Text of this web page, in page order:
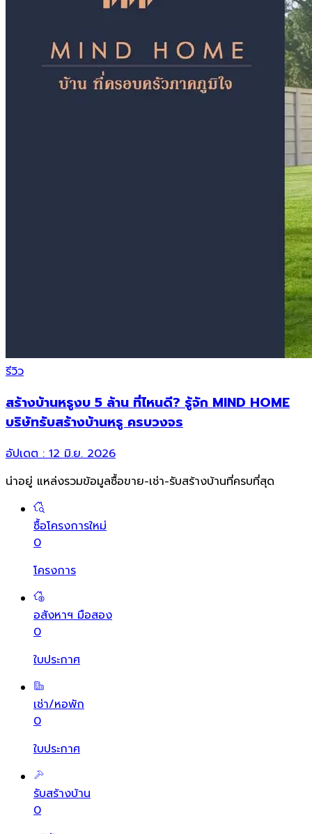
รีวิว
สร้างบ้านหรูงบ 5 ล้าน ที่ไหนดี? รู้จัก MIND HOME
บริษัทรับสร้างบ้านหรู ครบวงจร
อัปเดต : 12 มิ.ย. 2026
น่าอยู่ แหล่งรวมข้อมูลซื้อขาย-เช่า-รับสร้างบ้านที่ครบที่สุด
ซื้อโครงการใหม่
0
โครงการ
อสังหาฯ มือสอง
0
ใบประกาศ
เช่า/หอพัก
0
ใบประกาศ
รับสร้างบ้าน
0